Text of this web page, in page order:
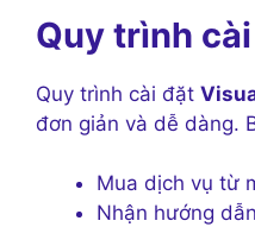
Quy trình
Quy trình cài đặt
đơn giản và dễ dàng.
Mua dịch vụ từ
Nhận hướng